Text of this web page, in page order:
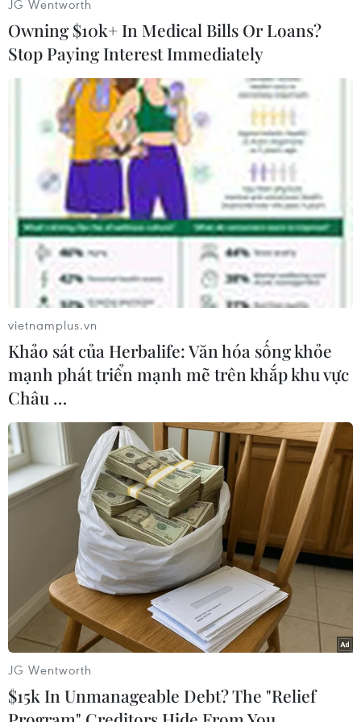
#Libya #Muammar Gaddafi #Rocket
#Tấn công
#Dinh thự
Libya
Theo dõi VietnamPlus
TIN CÙNG CHUYÊN MỤC
Giao tranh dữ dội ở miền Tây Libya,
nhiều tù nhân vượt ngục
05/08/2026 05:58
Lở đất tại Ethiopia khiến ít nhất 14
người thiệt mạng
JG Wentworth
Owning $10k+ In Medical Bills Or Loans?
Stop Paying Interest Immediately
vietnamplus.vn
Khảo sát của Herbalife: Văn hóa sống khỏe
mạnh phát triển mạnh mẽ trên khắp khu vực
Châu …
JG Wentworth
$15k In Unmanageable Debt? The "Relief